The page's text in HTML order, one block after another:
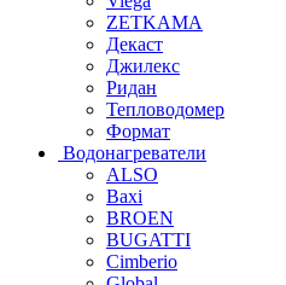
ZETKAMA
Декаст
Джилекс
Ридан
Тепловодомер
Формат
Водонагреватели
ALSO
Baxi
BROEN
BUGATTI
Cimberio